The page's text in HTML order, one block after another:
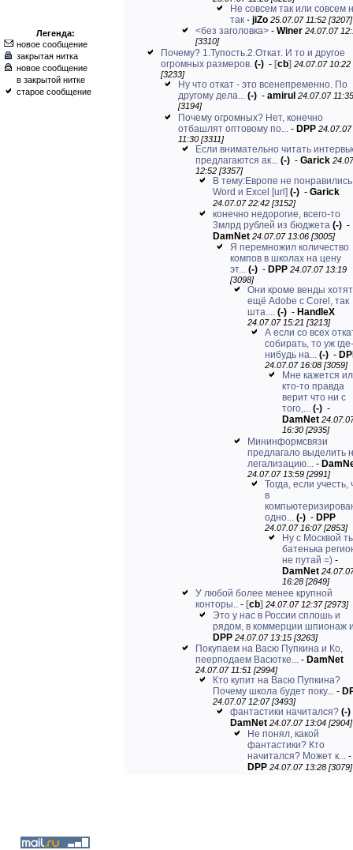
Легенда:
новое сообщение
закрытая нитка
новое сообщение
в закрытой нитке
старое сообщение
Не совсем так или совсем
так - jiZo 25.07.07 11:52 [3207]
<без заголовка> - Winer 24.07.07
[3310]
Почему? 1.Тупость.2.Откат. И то и другое
огромных размеров. (-) - [cb] 24.07.07 10:22
[3233]
Ну что откат - это всенепременно. По
другому дела... (-) - amirul 24.07.07 11:35
[3194]
Почему огромных? Нет, конечно
отбашлят оптовому по... - DPP 24.07.07
11:30 [3311]
Если внимательно читать
предлагаются ак... (-) - Garick
12:52 [3357]
В тему:Европе не понравились
Word и Excel
[url] (-) - Garick
24.07.07 22:42 [3152]
конечно недорогие, всего-то
3млрд рублей из бюджета (-) -
DamNet 24.07.07 13:06 [3005]
Я перемножил количество
компов в школах на цену
эт... (-) - DPP 24.07.07 13:19
[3098]
Они кроме венды хотят
ещё Adobe с Corel, так
шта.... (-) - HandleX
24.07.07 15:21 [3213]
А если со всех
собирать, то уж где-
нибудь на... (-) -
24.07.07 16:08 [3059]
Мне кажется
кто-то правда
верит что ни с
того,... (-) -
DamNet
16:30 [2935]
Мининформсвязи
предлагало выделить
легализацию... -
24.07.07 13:59 [2991]
Тогда, если учесть,
в
одно... (-) - DPP
24.07.07 16:07 [2853]
Ну с Москвой
батенька
не путай =) -
DamNet
16:28 [2849]
У любой более менее крупной
конторы.. - [cb] 24.07.07 12:37 [2973]
Это у нас в России сплошь и
рядом, в коммерции шпионаж
DPP 24.07.07 13:15 [3263]
Покупаем на Васю Пупкина и Ко,
пеерподаем Васютке... - DamNet
24.07.07 11:51 [2994]
Кто купит на Васю Пупкина?
Почему школа будет поку... -
24.07.07 12:07 [3493]
фантастики начитался? (-)
DamNet 24.07.07 13:04 [2904]
Не понял, какой
фантастики? Кто
начитался? Может к... -
DPP 24.07.07 13:28 [3079]